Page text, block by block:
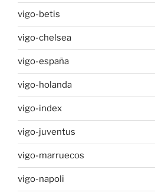
vigo-betis
vigo-chelsea
vigo-españa
vigo-holanda
vigo-index
vigo-juventus
vigo-marruecos
vigo-napoli